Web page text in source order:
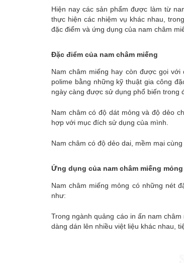
Hiện nay các sản phẩm được làm từ
thực hiện các nhiệm vụ khác nhau,
đặc điểm và ứng dụng của nam châm
Đặc điểm của nam châm miếng
Nam châm miếng hay còn được gọi
polime bằng những kỹ thuật gia công
ngày càng được sử dụng phổ biến trong
Nam châm có độ dát mỏng và độ dẻo
hợp với mục đích sử dụng của mình.
Nam châm có độ dẻo dai, mềm mại
Ứng dụng của nam châm miếng mỏng
Nam châm miếng mỏng có những nét
như:
Trong ngành quảng cáo in ấn nam
dàng dán lên nhiều việt liệu khác nhau,